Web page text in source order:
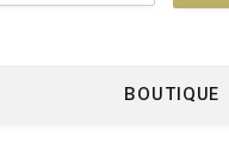
BOUTIQUE